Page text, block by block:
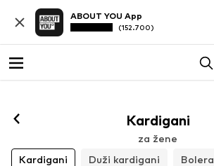
ABOUT YOU App
(152.700)
Kardigani
za žene
Kardigani
Duži kardigani Bolera